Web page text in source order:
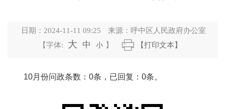
日期： 2024-11-11 09:25 来源： 呼中区人民政府办公室
【字体:
大 中 小 】 【打印文本】
10月份问政条数：0条，已回复：0条。